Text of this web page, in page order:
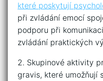
které poskytují
při zvládání emocí
podporu při
⁢zvládání praktických‍
2.⁤ Skupinové aktivity
gravis, ⁢které umožňují‍